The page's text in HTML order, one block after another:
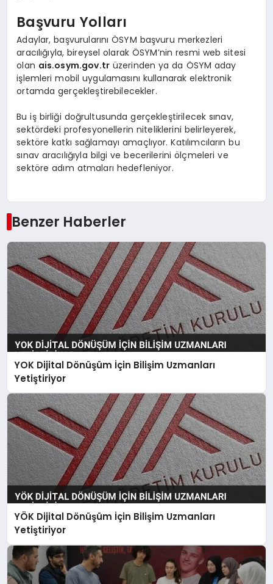
Başvuru Yolları
Adaylar, başvurularını ÖSYM başvuru merkezleri
aracılığıyla, bireysel olarak ÖSYM’nin resmi web sitesi
olan ais.osym.gov.trüzerinden ya da ÖSYM aday
işlemleri mobil uygulamasını kullanarak elektronik
ortamda gerçekleştirebilecekler.
Bu iş birliği doğrultusunda gerçekleştirilecek sınav,
sektördeki profesyonellerin niteliklerini belirleyerek,
sektöre katkı sağlamayı amaçlıyor. Katılımcıların bu
sınav aracılığıyla bilgi ve becerilerini ölçmeleri ve
sektöre adım atmaları hedefleniyor.
Benzer Haberler
YOK Dijital Dönüşüm İçin Bilişim Uzmanları
Yetiştiriyor
YÖK Dijital Dönüşüm İçin Bilişim Uzmanları
Yetiştiriyor